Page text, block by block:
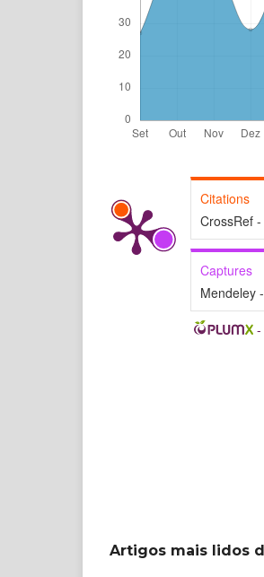
Citations
CrossRef
Captures
Mendeley
-
Artigos mais lidos